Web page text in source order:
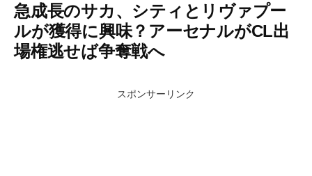
急成長のサカ、シティとリヴァプー
ルが獲得に興味？アーセナルがCL出
場権逃せば争奪戦へ
スポンサーリンク